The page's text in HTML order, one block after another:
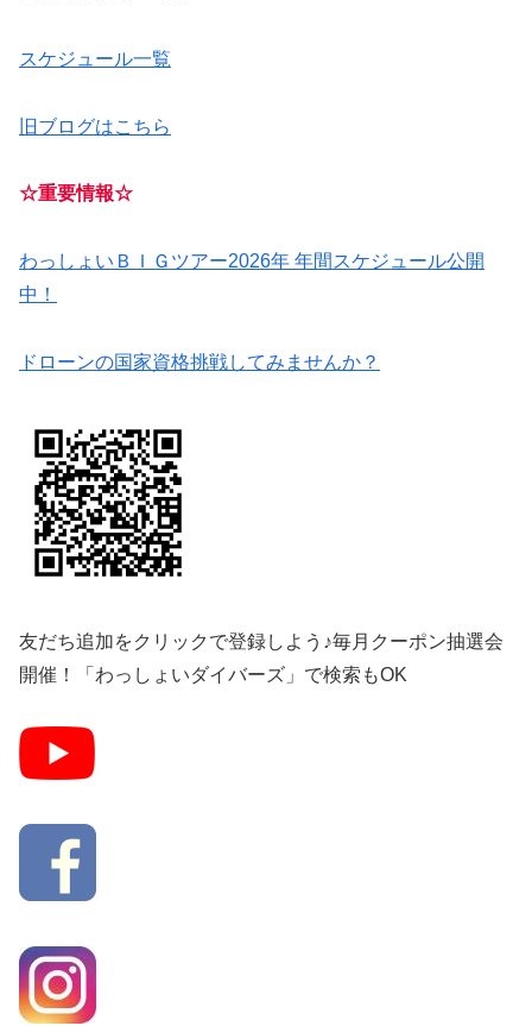
スケジュール一覧
旧ブログはこちら
☆重要情報☆
わっしょいＢＩＧツアー2026年 年間スケジュール公開
中！
ドローンの国家資格挑戦してみませんか？
友だち追加をクリックで登録しよう♪毎月クーポン抽選会
開催！「わっしょいダイバーズ」で検索もOK